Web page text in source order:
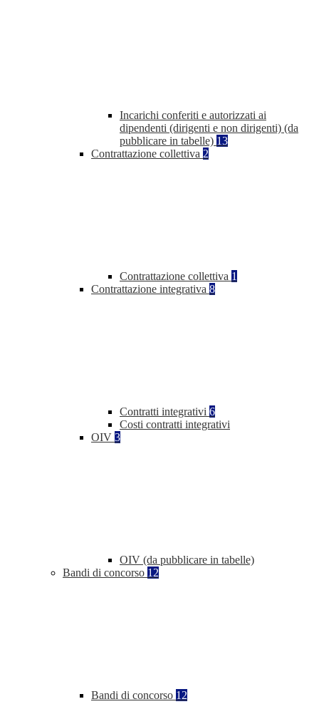
Incarichi conferiti e autorizzati ai
dipendenti (dirigenti e non dirigenti) (da
pubblicare in tabelle) 13
Contrattazione collettiva 2
Contrattazione collettiva 1
Contrattazione integrativa 8
Contratti integrativi 6
Costi contratti integrativi
OIV 3
OIV (da pubblicare in tabelle)
Bandi di concorso 12
Bandi di concorso 12